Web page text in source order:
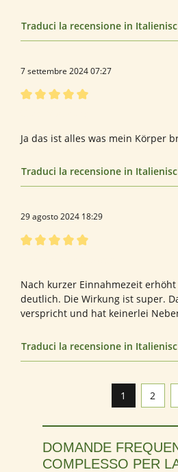
Traduci la recensione in
7 settembre 2024 07:27
Ja das ist alles was mein Körper
Traduci la recensione in
29 agosto 2024 18:29
Nach kurzer Einnahmezeit
deutlich. Die Wirkung ist super.
verspricht und hat keinerlei
Traduci la recensione in
Pagina
1 2
DOMANDE
COMPLESSO PER